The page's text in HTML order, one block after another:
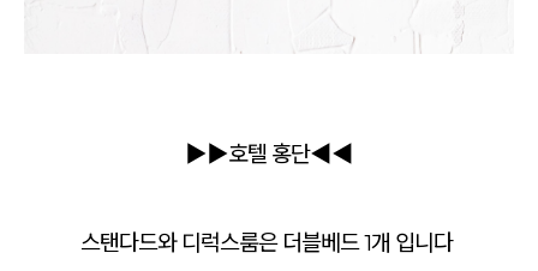
▶▶호텔 홍단◀◀
스탠다드와 디럭스룸은 더블베드 1개 입니다